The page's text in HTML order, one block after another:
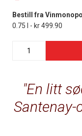
En litt
Santenay-
Bestill fra
0.75 l - kr 499.90